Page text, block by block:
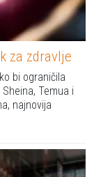
za zdravlje
bi ograničila
Temua i
najnovija